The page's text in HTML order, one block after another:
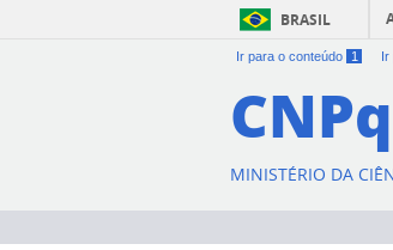
BRASIL
Ir para o conteúdo 1 Ir
CNPq
MINISTÉRIO DA